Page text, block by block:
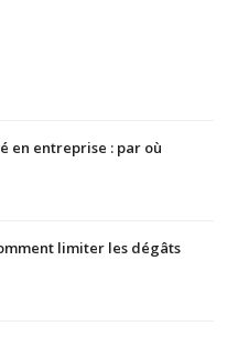
en entreprise : par où
limiter les dégâts